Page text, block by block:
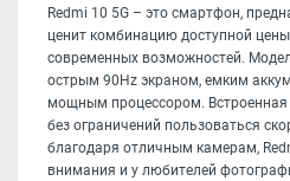
Redmi 10 5G – это смартфон,
ценит комбинацию доступной
современных возможностей.
острым 90Hz экраном, емким
мощным процессором. Встроенная
без ограничений пользоваться
благодаря отличным камерам,
внимания и у любителей